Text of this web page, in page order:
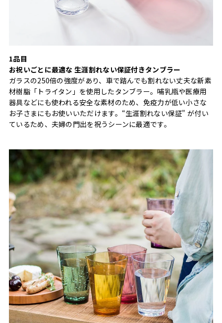
1品目
お祝いごとに最適な 生涯割れない保証付きタンブラー
ガラスの250倍の強度があり、車で踏んでも割れない丈夫な新素
材樹脂「トライタン」を使用したタンブラー。哺乳瓶や医療用
器具などにも使われる安全な素材のため、免疫力が低い小さな
お子さまにもお使いいただけます。“生涯割れない保証" が付い
ているため、夫婦の門出を祝うシーンに最適です。